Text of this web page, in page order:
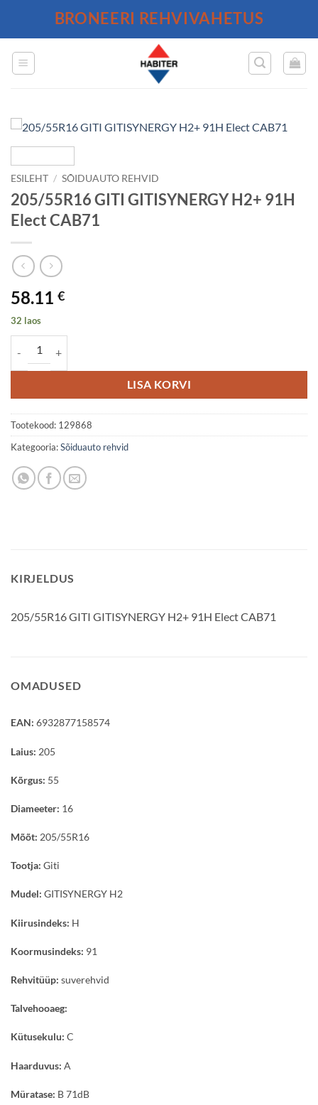
BRONEERI REHVIVAHETUS
ESILEHT / SÕIDUAUTO REHVID
205/55R16 GITI GITISYNERGY H2+ 91H
Elect CAB71
58.11 €
32 laos
LISA KORVI
Tootekood: 129868
Kategooria:Sõiduauto rehvid
KIRJELDUS
205/55R16 GITI GITISYNERGY H2+ 91H Elect CAB71
OMADUSED
EAN: 6932877158574
Laius: 205
Kõrgus: 55
Diameeter: 16
Mõõt: 205/55R16
Tootja: Giti
Mudel: GITISYNERGY H2
Kiirusindeks: H
Koormusindeks: 91
Rehvitüüp: suverehvid
Talvehooaeg:
Kütusekulu: C
Haarduvus: A
Müratase: B 71dB